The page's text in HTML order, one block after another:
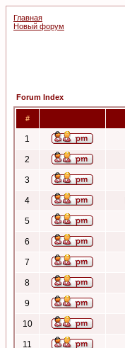
Главная
Новый форум
Forum Index
#
1
2
3
4
5
6
7
8
9
10
11